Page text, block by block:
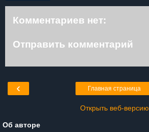
Комментариев нет:
Отправить комментарий
‹ Главная страница
Открыть веб-версию
Об авторе